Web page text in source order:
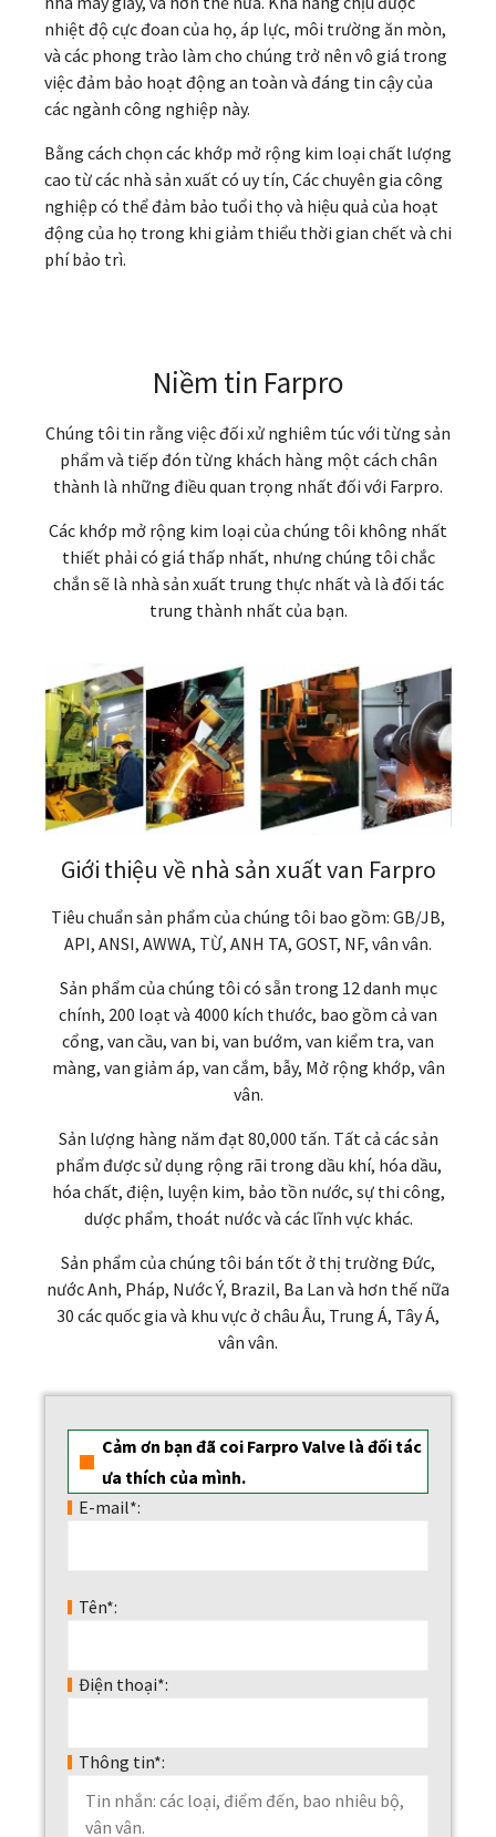
nhiệt độ cực đoan của họ, áp lực, môi trường ăn mòn,
và các phong trào làm cho chúng trở nên vô giá trong
việc đảm bảo hoạt động an toàn và đáng tin cậy của
các ngành công nghiệp này.
Bằng cách chọn các khớp mở rộng kim loại chất lượng
cao từ các nhà sản xuất có uy tín, Các chuyên gia công
nghiệp có thể đảm bảo tuổi thọ và hiệu quả của hoạt
động của họ trong khi giảm thiểu thời gian chết và chi
phí bảo trì.
Niềm tin Farpro
Chúng tôi tin rằng việc đối xử nghiêm túc với từng sản
phẩm và tiếp đón từng khách hàng một cách chân
thành là những điều quan trọng nhất đối với Farpro.
Các khớp mở rộng kim loại của chúng tôi không nhất
thiết phải có giá thấp nhất, nhưng chúng tôi chắc
chắn sẽ là nhà sản xuất trung thực nhất và là đối tác
trung thành nhất của bạn.
Giới thiệu về nhà sản xuất van Farpro
Tiêu chuẩn sản phẩm của chúng tôi bao gồm: GB/JB,
API, ANSI, AWWA, TỪ, ANH TA, GOST, NF, vân vân.
Sản phẩm của chúng tôi có sẵn trong 12 danh mục
chính, 200 loạt và 4000 kích thước, bao gồm cả van
cổng, van cầu, van bi, van bướm, van kiểm tra, van
màng, van giảm áp, van cắm, bẫy, Mở rộng khớp, vân
vân.
Sản lượng hàng năm đạt 80,000 tấn. Tất cả các sản
phẩm được sử dụng rộng rãi trong dầu khí, hóa dầu,
hóa chất, điện, luyện kim, bảo tồn nước, sự thi công,
dược phẩm, thoát nước và các lĩnh vực khác.
Sản phẩm của chúng tôi bán tốt ở thị trường Đức,
nước Anh, Pháp, Nước Ý, Brazil, Ba Lan và hơn thế nữa
30 các quốc gia và khu vực ở châu Âu, Trung Á, Tây Á,
vân vân.
Cảm ơn bạn đã coi Farpro Valve là đối tác
ưa thích của mình.
E-mail*:
Tên*:
Điện thoại*:
Thông tin*: